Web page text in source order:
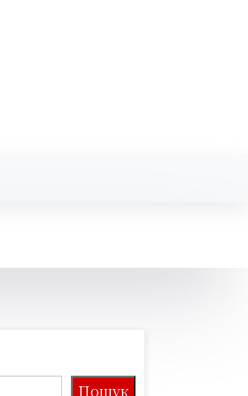
Пошук